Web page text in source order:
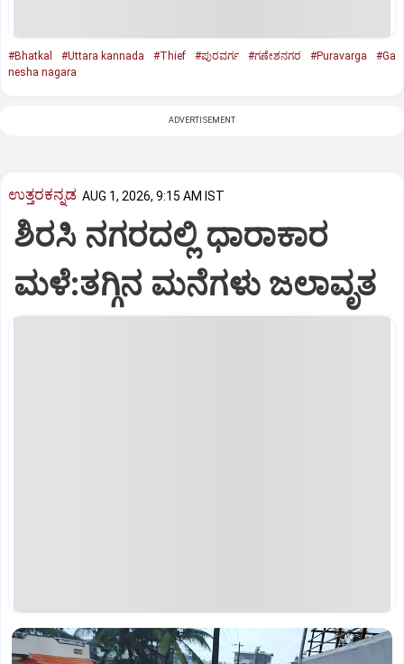
#Bhatkal #Uttara kannada #Thief #ಪುರವರ್ಗ #ಗಣೇಶನಗರ #Puravarga
#Ga
nesha nagara
ADVERTISEMENT
ಉತ್ತರಕನ್ನಡ AUG 1, 2026, 9:15 AM IST
ಶಿರಸಿ ನಗರದಲ್ಲಿ ಧಾರಾಕಾರ
ಮಳೆ:ತಗ್ಗಿನ ಮನೆಗಳು ಜಲಾವೃತ